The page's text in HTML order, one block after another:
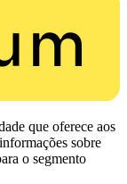
que oferece aos
sobre
o segmento